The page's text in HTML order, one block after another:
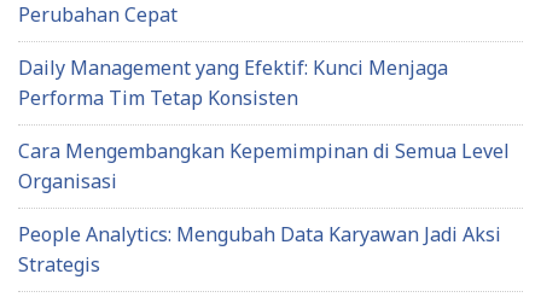
Perubahan Cepat
Daily Management yang Efektif: Kunci Menjaga
Performa Tim Tetap Konsisten
Cara Mengembangkan Kepemimpinan di Semua Level
Organisasi
People Analytics: Mengubah Data Karyawan Jadi Aksi
Strategis